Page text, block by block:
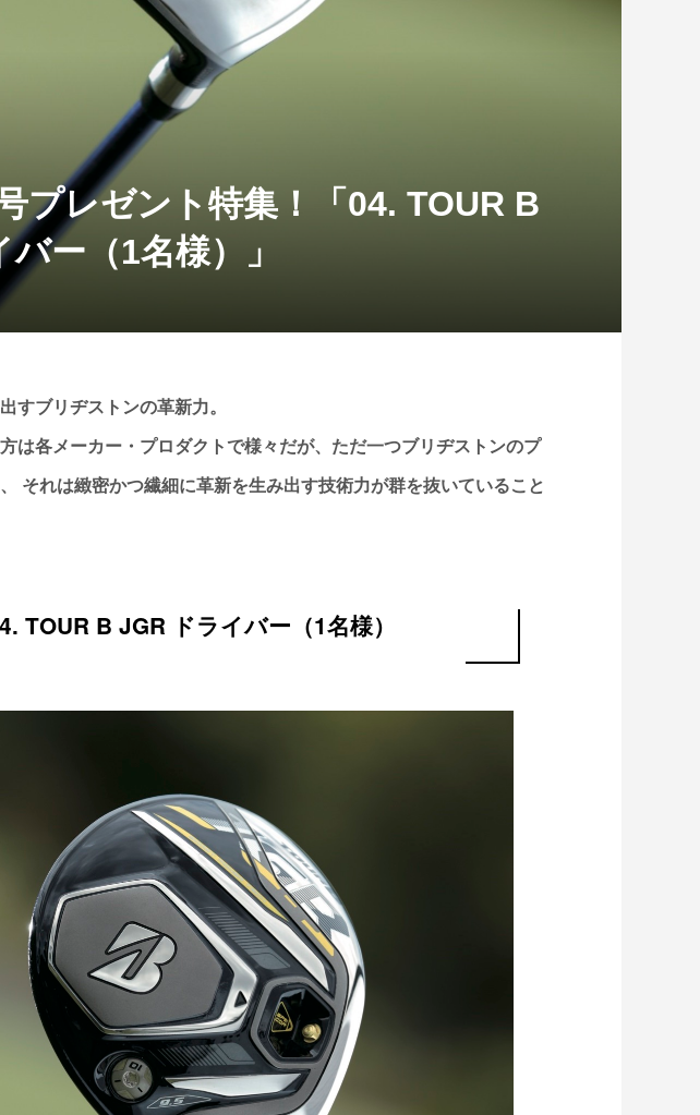
プレゼント特集！「04. TOUR B
ー（1名様）」
すブリヂストンの革新力。
は各メーカー・プロダクトで様々だが、ただ一つブリヂストンのプ
それは緻密かつ繊細に革新を生み出す技術力が群を抜いていること
TOUR B JGR ドライバー（1名様）